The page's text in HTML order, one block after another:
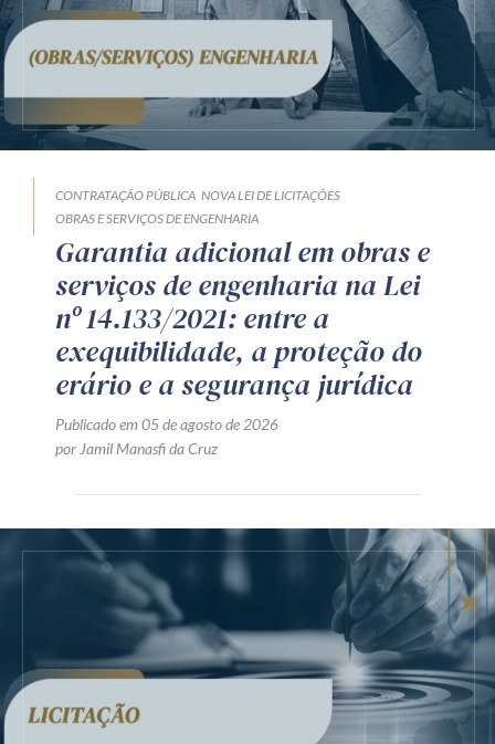
CONTRATAÇÃO PÚBLICA NOVA LEI DE LICITAÇÕES
OBRAS E SERVIÇOS DE ENGENHARIA
Garantia adicional em obras e
serviços de engenharia na Lei
nº 14.133/2021: entre a
exequibilidade, a proteção do
erário e a segurança jurídica
Publicado em 05 de agosto de 2026
por Jamil Manasfi da Cruz